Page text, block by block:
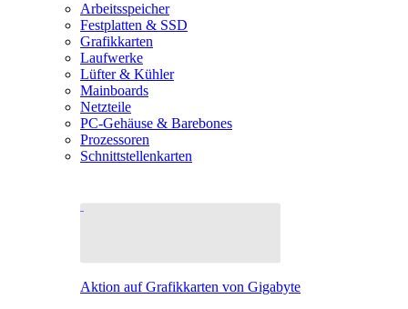
Arbeitsspeicher
Festplatten & SSD
Grafikkarten
Laufwerke
Lüfter & Kühler
Mainboards
Netzteile
PC-Gehäuse & Barebones
Prozessoren
Schnittstellenkarten
Aktion auf Grafikkarten von Gigabyte